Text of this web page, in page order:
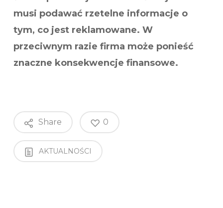
musi podawać rzetelne informacje o
tym, co jest reklamowane. W
przeciwnym razie firma może ponieść
znaczne konsekwencje finansowe.
Share 0
AKTUALNOŚCI